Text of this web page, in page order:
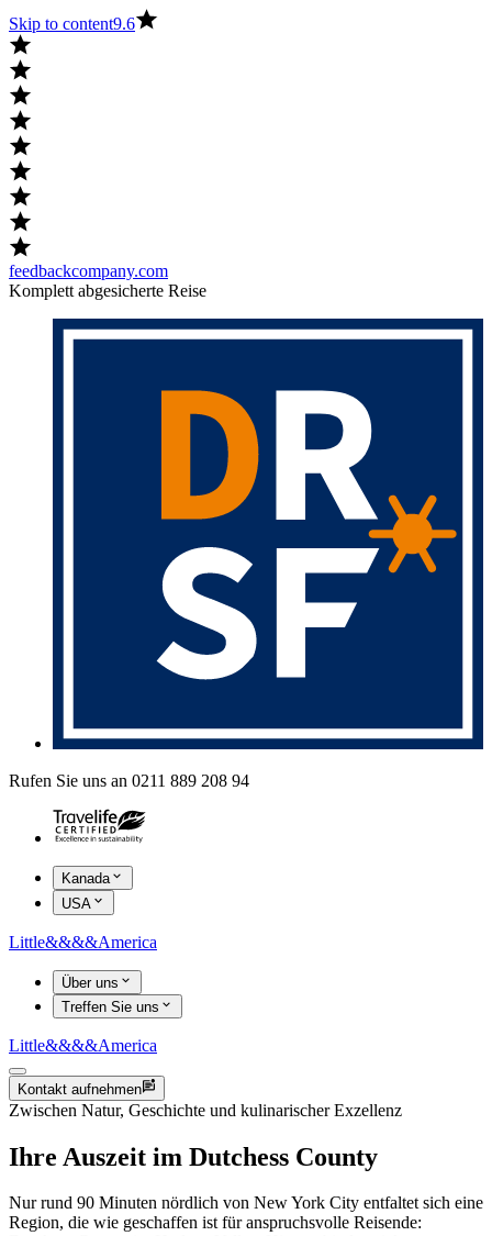
Skip to content9.6
feedbackcompany.com
Komplett abgesicherte Reise
Rufen Sie uns an 0211 889 208 94
Kanada
USA
Little&&&&America
Über uns
Treffen Sie uns
Little&&&&America
Kontakt aufnehmen
Zwischen Natur, Geschichte und kulinarischer Exzellenz
Ihre Auszeit im Dutchess County
Nur rund 90 Minuten nördlich von New York City entfaltet sich eine
Region, die wie geschaffen ist für anspruchsvolle Reisende: